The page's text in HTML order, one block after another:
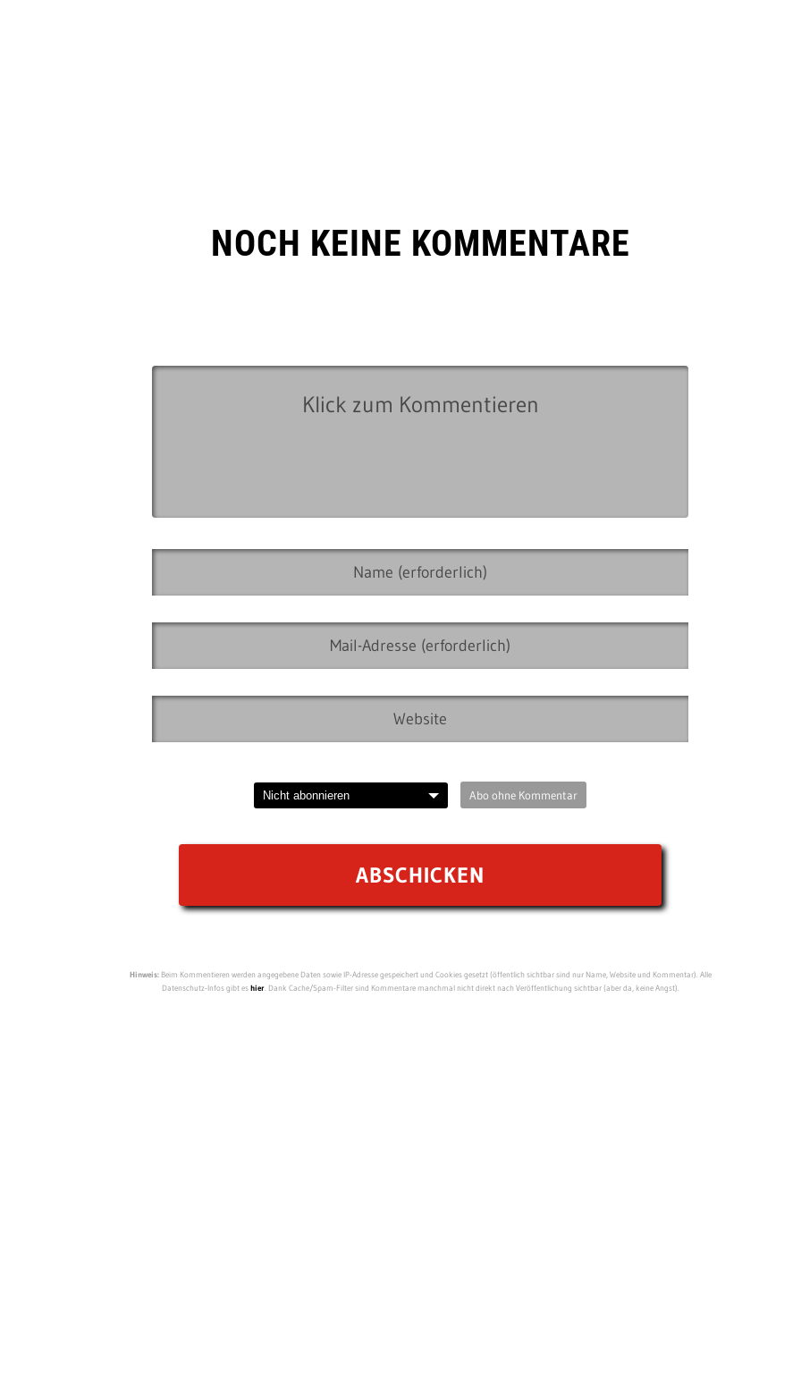
NOCH KEINE KOMMENTARE
Abo ohne Kommentar
Hinweis:Beim Kommentieren werden angegebene Daten sowie IP-Adresse gespeichert und Cookies gesetzt (öffentlich sichtbar sind nur Name, Website und Kommentar). Alle
Datenschutz-Infos gibt eshier. Dank Cache/Spam-Filter sind Kommentare manchmal nicht direkt nach Veröffentlichung sichtbar (aber da, keine Angst).